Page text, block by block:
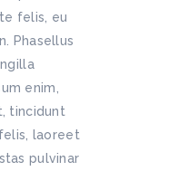
felis, eu
Phasellus
enim,
tincidunt
laoreet
pulvinar